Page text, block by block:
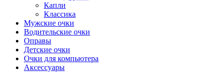
Капли
Классика
Мужские очки
Водительские очки
Оправы
Детские очки
Очки для компьютера
Аксессуары